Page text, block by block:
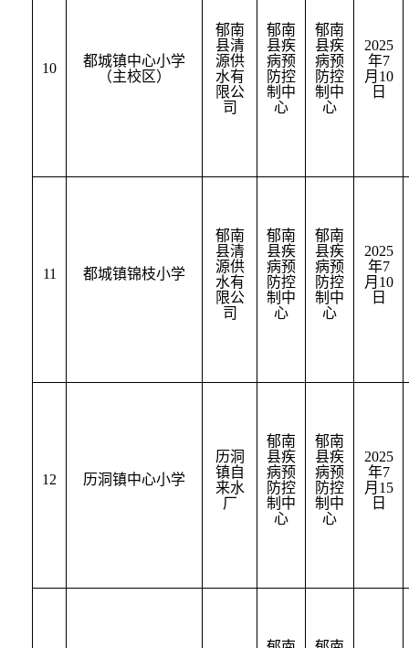
10
都城镇中心小学
（主校区）
郁南
县清
源供
水有
限公
司
郁南
县疾
病预
防控
制中
心
郁南
县疾
病预
防控
制中
心
2025
年7
月 10
日
11 都城镇锦枝小学
郁南
县清
源供
水有
限公
司
郁南
县疾
病预
防控
制中
心
郁南
县疾
病预
防控
制中
心
2025
年7
月 10
日
12 历洞镇中心小学
历洞
镇自
来水
厂
郁南
县疾
病预
防控
制中
心
郁南
县疾
病预
防控
制中
心
2025
年7
月 15
日